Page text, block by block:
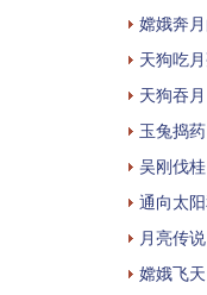
嫦娥奔
天狗吃
天狗吞月
玉兔捣药
吴刚伐桂
通向太
月亮传
嫦娥飞天